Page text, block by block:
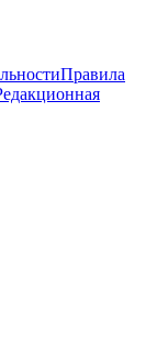
Правила